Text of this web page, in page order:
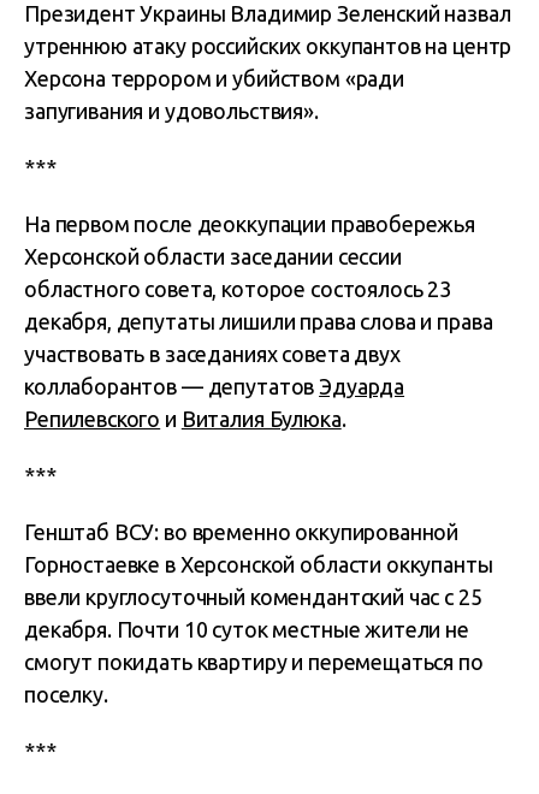
Президент Украины Владимир Зеленский назвал
утреннюю атаку российских оккупантов на центр
Херсона террором и убийством «ради
запугивания и удовольствия».
***
На первом после деоккупации правобережья
Херсонской области заседании сессии
областного совета, которое состоялось 23
декабря, депутаты лишили права слова и права
участвовать в заседаниях совета двух
коллаборантов — депутатов Эдуарда
Репилевского и Виталия Булюка.
***
Генштаб ВСУ: во временно оккупированной
Горностаевке в Херсонской области оккупанты
ввели круглосуточный комендантский час с 25
декабря. Почти 10 суток местные жители не
смогут покидать квартиру и перемещаться по
поселку.
***